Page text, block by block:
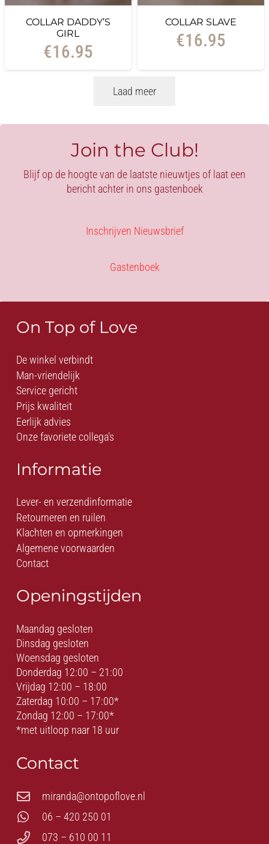
COLLAR DADDY’S
GIRL
€16.95
COLLAR SLAVE
€16.95
Laad meer
Join the Club!
Blijf op de hoogte van de laatste nieuwtjes of laat een
bericht achter in ons gastenboek
Inschrijven Nieuwsbrief
Gastenboek
On Top of Love
De winkel verbindt
Man-vriendelijk
Service gericht
Prijs kwaliteit
Eerlijk advies
Onze favoriete collega’s
Informatie
Lever- en verzendinformatie
Retourneren en ruilen
Klachten en opmerkingen
Algemene voorwaarden
Contact
Openingstijden
Maandag gesloten
Dinsdag gesloten
Woensdag gesloten
Donderdag 12:00 – 21:00
Vrijdag 12:00 – 18:00
Zaterdag 10:00 – 17:00*
Zondag 12:00 – 17:00*
*met uitloop naar 18 uur
Contact
miranda@ontopoflove.nl
06 – 420 250 01
073 – 610 00 11